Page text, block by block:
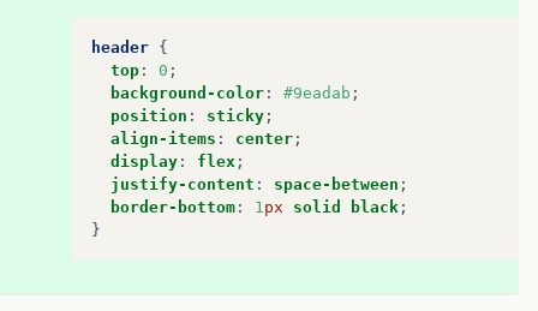
header {
top : 0 ;
background-color : #9eadab ;
position : sticky ;
align-items : center ;
display : flex ;
justify-content : space-between ;
border-bottom : 1px solid black ;
}